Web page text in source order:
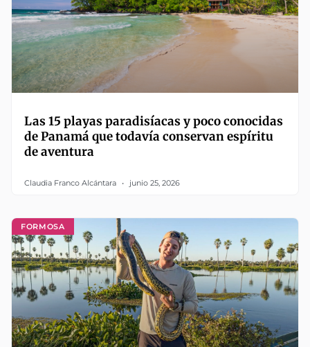
Las 15 playas paradisíacas y poco conocidas
de Panamá que todavía conservan espíritu
de aventura
Claudia Franco Alcántara junio 25, 2026
FORMOSA